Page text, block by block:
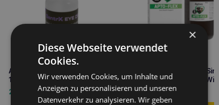
APTUS Sentrx Augentropfen
10ml
23,50
APTUS Apto-flex 500ml
mit chondroprotektiver
34,90€
×
Diese Webseite verwendet
Cookies.
Wir verwenden Cookies, um Inhalte und
Anzeigen zu personalisieren und unseren
Datenverkehr zu analysieren. Wir geben